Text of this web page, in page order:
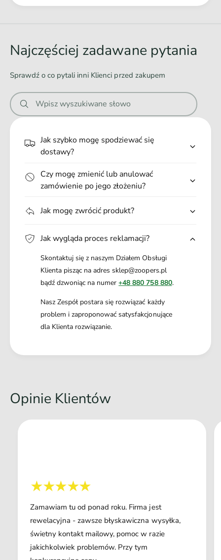
w
i
e
Najczęściej zadawane pytania
Sprawdź o co pytali inni Klienci przed zakupem
Wpisz wyszukiwane słowo
Jak szybko mogę spodziewać się
dostawy?
Czy mogę zmienić lub anulować
zamówienie po jego złożeniu?
Jak mogę zwrócić produkt?
Jak wygląda proces reklamacji?
Skontaktuj się z naszym Działem Obsługi
Klienta pisząc na adres sklep@zoopers.pl
bądź dzwoniąc na numer+48 880 758 880.
Nasz Zespół postara się rozwiązać każdy
problem i zaproponować satysfakcjonujące
dla Klienta rozwiązanie.
Opinie Klientów
Zamawiam tu od ponad roku. Firma jest
rewelacyjna - zawsze błyskawiczna wysyłka,
świetny kontakt mailowy, pomoc w razie
jakichkolwiek problemów. Przy tym